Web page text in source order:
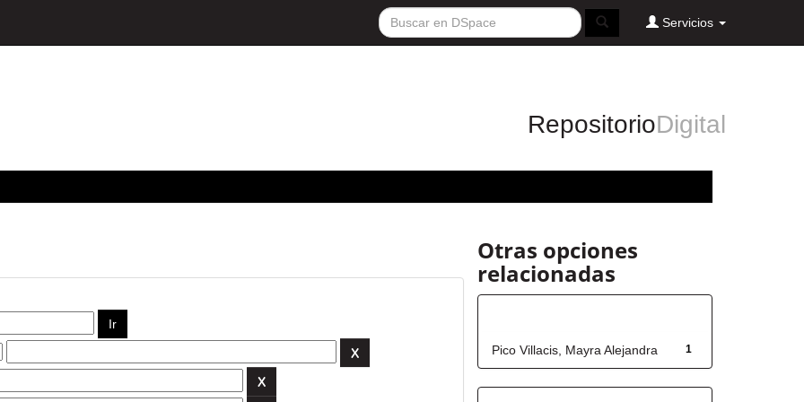
Servicios
RepositorioDigital
Otras opciones
relacionadas
1
Pico Villacis, Mayra Alejandra